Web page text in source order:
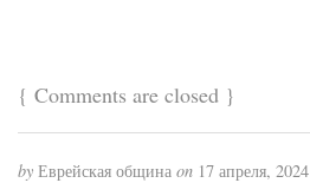
{ Comments are closed }
by Еврейская община on 17 апреля, 2024